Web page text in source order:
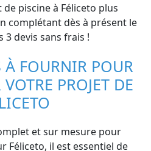
piscine à Féliceto plus
complétant dès à présent le
devis sans frais !
FOURNIR POUR
PROJET DE
et sur mesure pour
Féliceto, il est essentiel de